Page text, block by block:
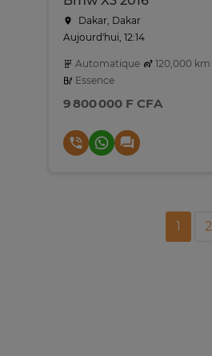
Dakar, Dakar
Aujourd'hui, 12:14
Automatique
120,000 km
Essence
9 800 000 F CFA
1 2